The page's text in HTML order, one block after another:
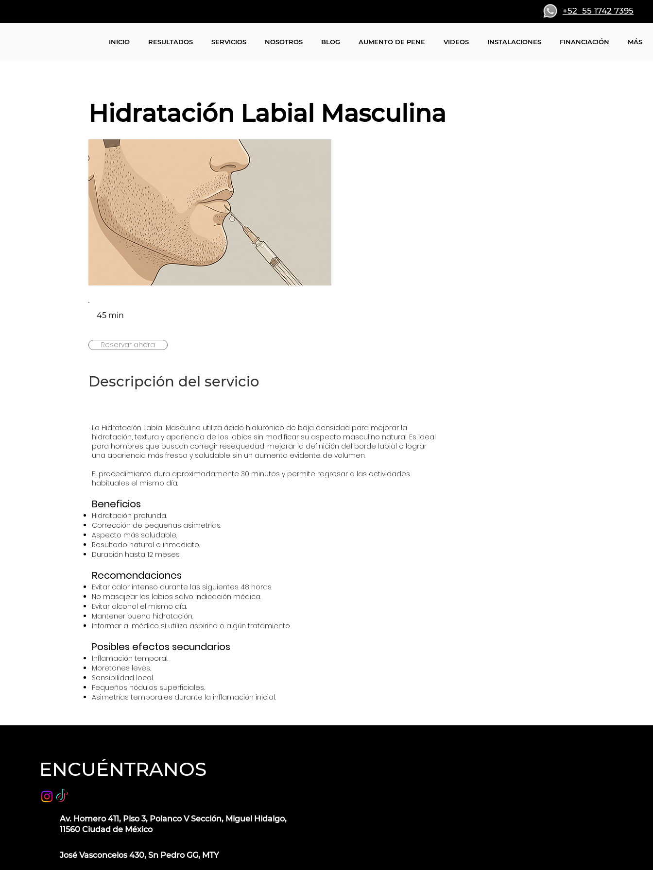
+52 55 1742 7395
INICIO RESULTADOS SERVICIOS NOSOTROS BLOG AUMENTO DE PENE VIDEOS INSTALACIONES FINANCIACIÓN MÁS
Hidratación Labial Masculina
45 min
Reservar ahora
Descripción del servicio
La Hidratación Labial Masculina utiliza ácido hialurónico de baja densidad para mejorar la
hidratación, textura y apariencia de los labios sin modificar su aspecto masculino natural. Es ideal
para hombres que buscan corregir resequedad, mejorar la definición del borde labial o lograr
una apariencia más fresca y saludable sin un aumento evidente de volumen.
El procedimiento dura aproximadamente 30 minutos y permite regresar a las actividades
habituales el mismo día.
Beneficios
Hidratación profunda.
Corrección de pequeñas asimetrías.
Aspecto más saludable.
Resultado natural e inmediato.
Duración hasta 12 meses.
Recomendaciones
Evitar calor intenso durante las siguientes 48 horas.
No masajear los labios salvo indicación médica.
Evitar alcohol el mismo día.
Mantener buena hidratación.
Informar al médico si utiliza aspirina o algún tratamiento.
Posibles efectos secundarios
Inflamación temporal.
Moretones leves.
Sensibilidad local.
Pequeños nódulos superficiales.
Asimetrías temporales durante la inflamación inicial.
ENCUÉNTRANOS
Av. Homero 411, Piso 3, Polanco V Sección, Miguel Hidalgo,
11560 Ciudad de México
José Vasconcelos 430, Sn Pedro GG, MTY